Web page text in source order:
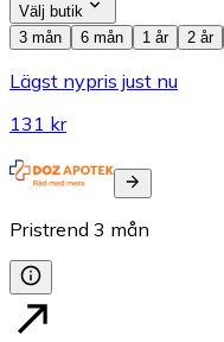
Välj butik
3 mån
6 mån 1 år 2 år
Lägst nypris just nu
131 kr
Pristrend 3 mån